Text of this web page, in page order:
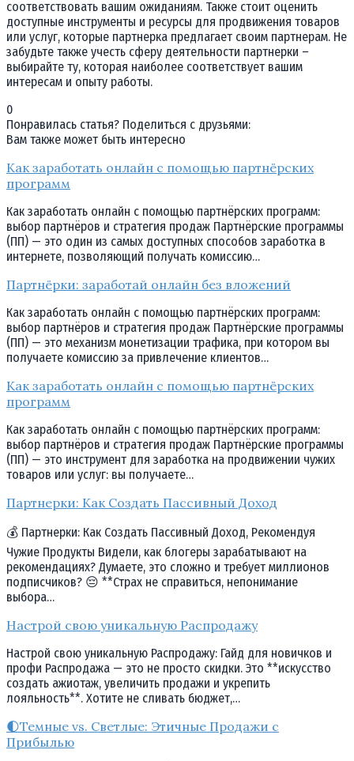
соответствовать вашим ожиданиям. Также стоит оценить
доступные инструменты и ресурсы для продвижения товаров
или услуг, которые партнерка предлагает своим партнерам. Не
забудьте также учесть сферу деятельности партнерки –
выбирайте ту, которая наиболее соответствует вашим
интересам и опыту работы.
0
Понравилась статья? Поделиться с друзьями:
Вам также может быть интересно
Как заработать онлайн с помощью партнёрских
программ
Как заработать онлайн с помощью партнёрских программ:
выбор партнёров и стратегия продаж Партнёрские программы
(ПП) — это один из самых доступных способов заработка в
интернете, позволяющий получать комиссию…
Партнёрки: заработай онлайн без вложений
Как заработать онлайн с помощью партнёрских программ:
выбор партнёров и стратегия продаж Партнёрские программы
(ПП) — это механизм монетизации трафика, при котором вы
получаете комиссию за привлечение клиентов…
Как заработать онлайн с помощью партнёрских
программ
Как заработать онлайн с помощью партнёрских программ:
выбор партнёров и стратегия продаж Партнёрские программы
(ПП) — это инструмент для заработка на продвижении чужих
товаров или услуг: вы получаете…
Партнерки: Как Создать Пассивный Доход
💰 Партнерки: Как Создать Пассивный Доход, Рекомендуя
Чужие Продукты Видели, как блогеры зарабатывают на
рекомендациях? Думаете, это сложно и требует миллионов
подписчиков? 😔 **Страх не справиться, непонимание
выбора…
Настрой свою уникальную Распродажу
Настрой свою уникальную Распродажу: Гайд для новичков и
профи Распродажа — это не просто скидки. Это **искусство
создать ажиотаж, увеличить продажи и укрепить
лояльность**. Хотите не сливать бюджет,…
🌓Темные vs. Светлые: Этичные Продажи с
Прибылью